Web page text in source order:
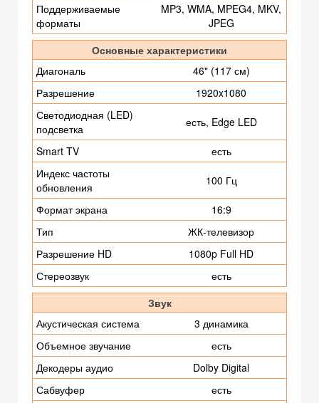
Поддерживаемые
форматы
MP3, WMA, MPEG4, MKV,
JPEG
Основные характеристики
Диагональ
46" (117 см)
Разрешение
1920x1080
Светодиодная (LED)
подсветка
есть, Edge LED
Smart TV
есть
Индекс частоты
обновления
100 Гц
Формат экрана
16:9
Тип
ЖК-телевизор
Разрешение HD
1080p Full HD
Стереозвук
есть
Звук
Акустическая система
3 динамика
Объемное звучание
есть
Декодеры аудио
Dolby Digital
Сабвуфер
есть